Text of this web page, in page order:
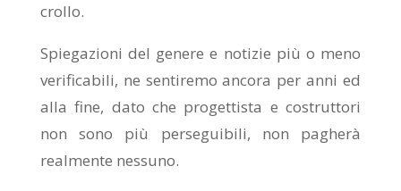
crollo.
Spiegazioni del genere e notizie più o meno
verificabili, ne sentiremo ancora per anni ed
alla fine, dato che progettista e costruttori
non sono più perseguibili, non pagherà
realmente nessuno.